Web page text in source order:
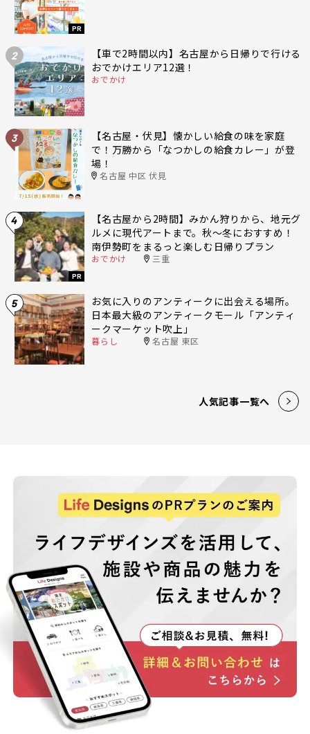
PR
2
【車で2時間以内】名古屋から日帰りで行ける
おでかけエリア12選！
おでかけ
3
【名古屋・伏見】懐かしい給食の味を家庭
で！万勝から「なつかしの給食カレー」が登
場！
名古屋 中区 伏見
4
PR
【名古屋から2時間】みかん狩りから、地元グ
ルメに現代アートまで。秋〜冬におすすめ！
南伊勢町をまるっと楽しむ日帰りプラン
おでかけ 三重
5
お気に入りのアンティークに出会える場所。
日本最大級のアンティークモール「アンティ
ークマーケット吹上」
暮らし 名古屋 東区
人気記事一覧へ